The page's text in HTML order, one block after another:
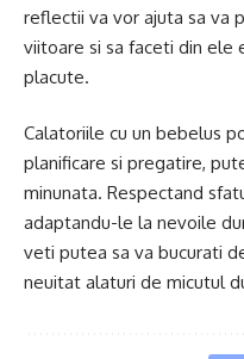
reflectii va vor ajuta sa va
viitoare si sa faceti din ele
placute.
Calatoriile cu un bebelus
planificare si pregatire,
minunata. Respectand
adaptandu-le la nevoile
veti putea sa va bucurati
neuitat alaturi de micutul